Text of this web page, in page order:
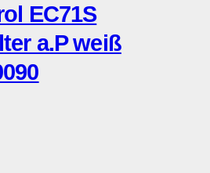
EC71S
a.P weiß